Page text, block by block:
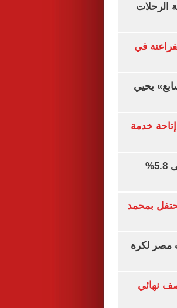
2026.. خريطة الرحلات
في
يحيي
خدمة
جهاز الإحصاء: تراجع معدل البطالة إلى 5.8%
بمحمد
مصر لكرة
نهائي